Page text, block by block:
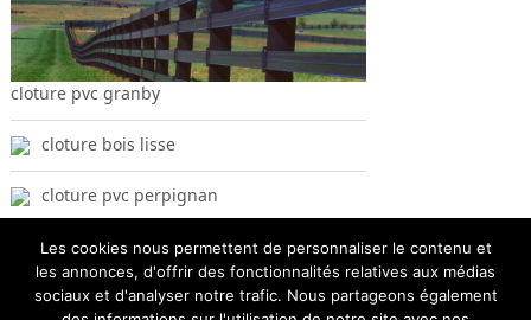
cloture pvc granby
cloture bois lisse
cloture pvc perpignan
Les cookies nous permettent de personnaliser le contenu et
les annonces, d'offrir des fonctionnalités relatives aux médias
sociaux et d'analyser notre trafic. Nous partageons également